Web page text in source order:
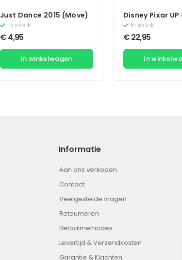
Just Dance 2015 (Move)
In stock
€4,95
In winkelwagen
Disney Pixar
Boekje)
In stock
€22,95
In
Informatie
Aan ons verkopen
Contact
Veelgestelde vragen
Retourneren
Betaalmethodes
Levertijd & Verzendkosten
Garantie & Klachten